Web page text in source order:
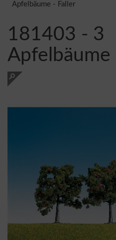
Apfelbäume - Faller
181403 - 3
Apfelbäume